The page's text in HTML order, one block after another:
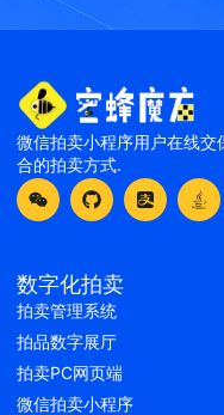
微信拍卖小程序用户在线
合的拍卖方式.
数字化拍卖
拍卖管理系统
拍品数字展厅
拍卖PC网页端
微信拍卖小程序